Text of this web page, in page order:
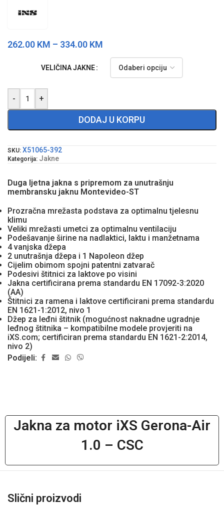
262.00 KM – 334.00 KM
VELIČINA JAKNE
- +
DODAJ U KORPU
SKU: X51065-392
Kategorija: Jakne
Duga ljetna jakna s pripremom za unutrašnju
membransku jaknu Montevideo-ST
Prozračna mrežasta podstava za optimalnu tjelesnu
klimu
Veliki mrežasti umetci za optimalnu ventilaciju
Podešavanje širine na nadlaktici, laktu i manžetnama
4 vanjska džepa
2 unutrašnja džepa i 1 Napoleon džep
Cijelim obimom spojni patentni zatvarač
Podesivi štitnici za laktove po visini
Jakna certificirana prema standardu EN 17092-3:2020
(AA)
Štitnici za ramena i laktove certificirani prema standardu
EN 1621-1:2012, nivo 1
Džep za leđni štitnik (mogućnost naknadne ugradnje
leđnog štitnika – kompatibilne modele provjeriti na
iXS.com; certificiran prema standardu EN 1621-2:2014,
nivo 2)
Podijeli:
Jakna za motor iXS Gerona-Air
1.0 – CSC
Slični proizvodi